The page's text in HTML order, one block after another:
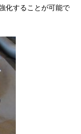
化することが可能で